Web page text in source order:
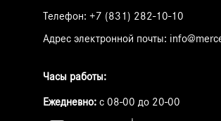
Телефон: +7 (831) 282-10-10
Адрес электронной почты:
Часы работы:
Ежедневно: с 08-00 до 20-00